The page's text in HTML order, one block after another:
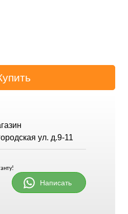
ул. д.9-11
Написать